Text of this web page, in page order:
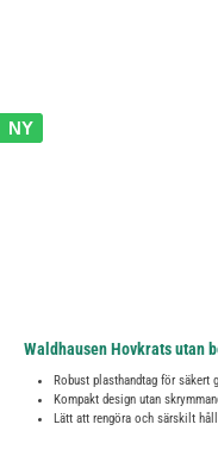
NY
Waldhausen Hovkrats utan
Robust plasthandtag för säkert
Kompakt design utan
Lätt att rengöra och särskilt